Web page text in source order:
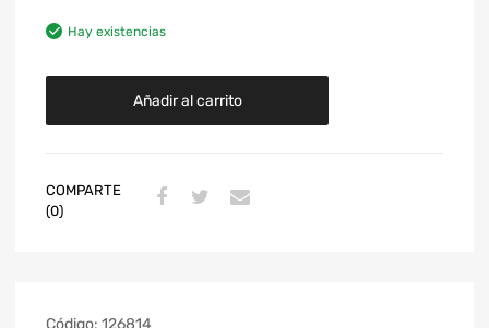
Hay existencias
Añadir al carrito
COMPARTE
(0)
Código: 126814